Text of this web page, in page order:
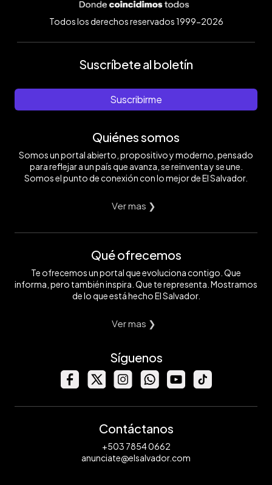
Todos los derechos reservados 1999-2026
Suscríbete al boletín
Suscribirme
Quiénes somos
Somos un portal abierto, propositivo y moderno, pensado
para reflejar a un país que avanza, se reinventa y se une.
Somos el punto de conexión con lo mejor de El Salvador.
Ver mas ❯
Qué ofrecemos
Te ofrecemos un portal que evoluciona contigo. Que
informa, pero también inspira. Que te representa. Mostramos
de lo que está hecho El Salvador.
Ver mas ❯
Síguenos
Contáctanos
+503 7854 0662
anunciate@elsalvador.com